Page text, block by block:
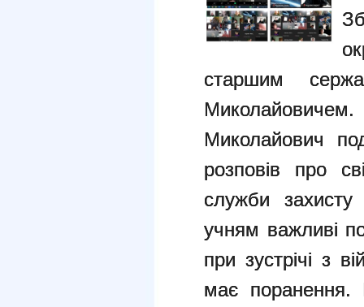
старшим
Миколайович
розповів про
служби
учням важливі
при зустрічі з
має поранення.